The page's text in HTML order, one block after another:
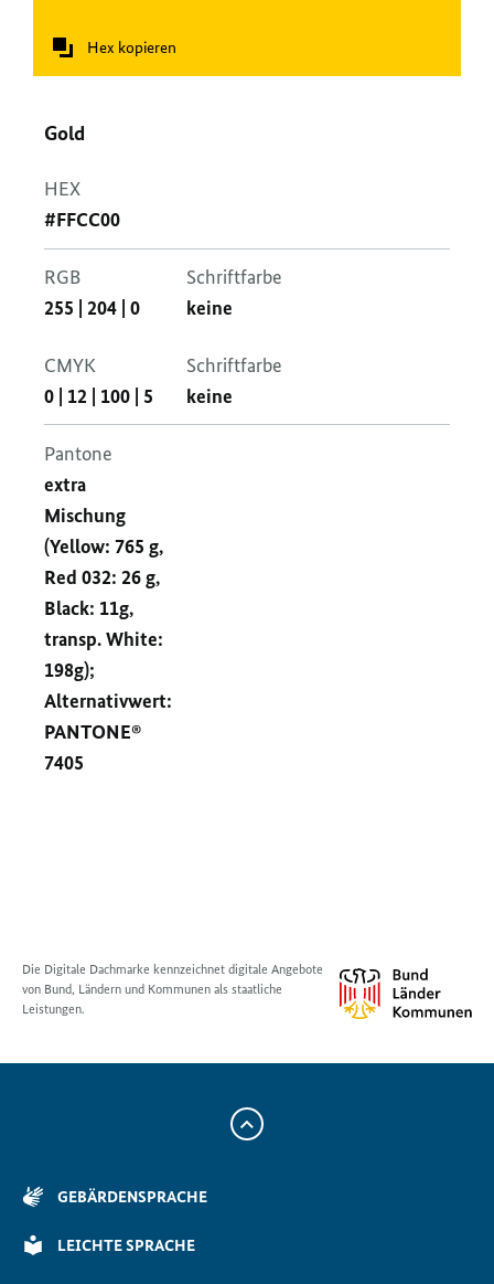
Hex kopieren
Gold
HEX
#FFCC00
RGB
255 204 0
Schriftfarbe
keine
CMYK
0 12 100 5
Schriftfarbe
keine
Pantone
extra
Mischung
(Yellow: 765 g,
Red 032: 26 g,
Black: 11g,
transp. White:
198g);
Alternativwert:
PANTONE®
7405
Die Digitale Dachmarke kennzeichnet digitale Angebote
von Bund, Ländern und Kommunen als staatliche
Leistungen.
Zum
GEBÄRDENSPRACHE
LEICHTE SPRACHE